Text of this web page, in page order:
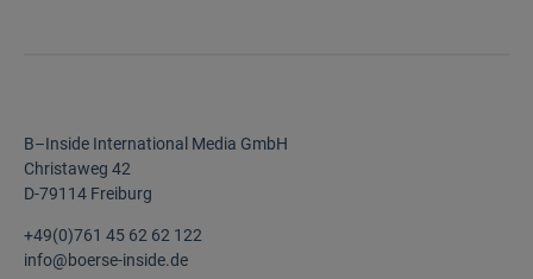
B–Inside International Media GmbH
Christaweg 42
D-79114 Freiburg
+49(0)761 45 62 62 122
info@boerse-inside.de